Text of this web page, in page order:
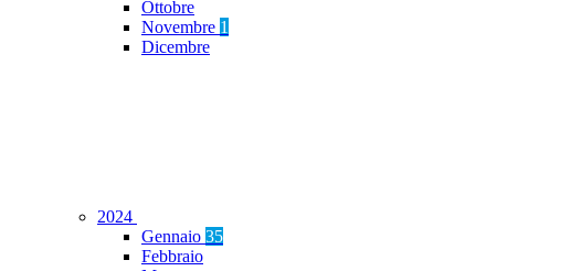
Ottobre
Novembre 1
Dicembre
2024
Gennaio 35
Febbraio